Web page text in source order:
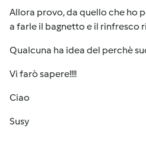
Allora provo, da quello che ho
a farle il bagnetto e il rinfresco
Qualcuna ha idea del perchè
Vi farò sapere!!!!
Ciao
Susy